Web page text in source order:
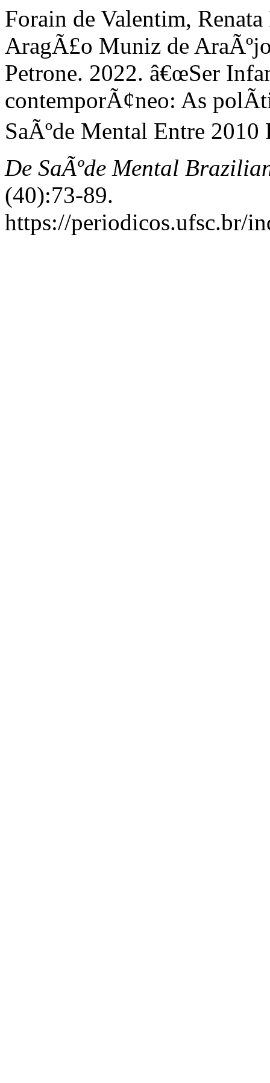
Forain de Valentim,
AragÃ£o Muniz de
Petrone. 2022. â€œSer
contemporÃ¢neo: As
SaÃºde Mental Entre 2010
De SaÃºde Mental
(40):73-89.
https://periodicos.ufsc.br/